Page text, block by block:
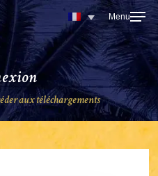
aux téléchargements